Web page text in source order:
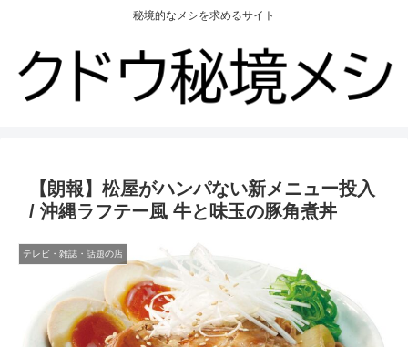
秘境的なメシを求めるサイト
【朗報】松屋がハンパない新メニュー投入
/ 沖縄ラフテー風 牛と味玉の豚角煮丼
テレビ・雑誌・話題の店